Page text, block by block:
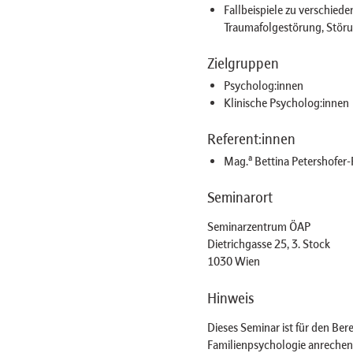
Fallbeispiele zu
Traumafolgestörung,
Zielgruppen
Psycholog:innen
Klinische Psycholog:innen
Referent:innen
Mag. aBettina Petershofer-
Seminarort
Seminarzentrum ÖAP
Dietrichgasse 25, 3. Stock
1030 Wien
Hinweis
Dieses Seminar ist für den
Familienpsychologie